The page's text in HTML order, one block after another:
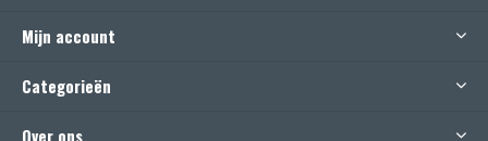
Mijn account
Categorieën
Over ons